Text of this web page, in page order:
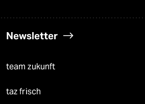
Newsletter
team zukunft
taz frisch